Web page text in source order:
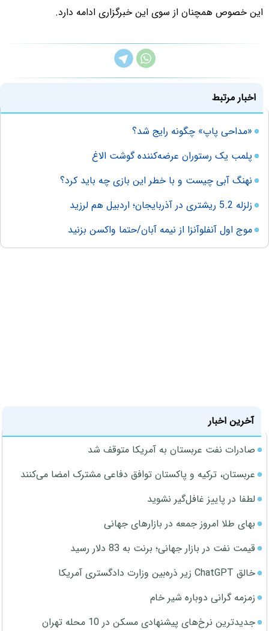
این خصوص همچنان از سوی این خبرگزاری ادامه دارد.
اخبار مرتبط
«مداحی پاپ» چگونه رایج شد؟
پلمب یک رستوران عرضه‌کننده گوشت الاغ
نهنگ آبی چیست و با خطر این بازی چه باید کرد؟
زلزله 5.2 ریشتری در آذربایجان؛ اردبیل هم لرزید
موج اول آنفلوآنزا از نیمه آبان/حتما واکسن بزنید
آخرین اخبار
صادرات نفت عربستان به آمریکا متوقف شد
عربستان، ترکیه و پاکستان توافق دفاعی مشترک امضا می‌کنند
لطفا در پاییز غافل‌گیر نشوید
بهای طلا امروز جمعه در بازارهای جهانی
قیمت نفت در بازار جهانی؛ برنت به 83 دلار رسید
خالق ChatGPT زیر ذره‌بین وزارت دادگستری آمریکا
زمزمه گرانی دوباره شیر خام
جدیدترین نرخ‌های پیشنهادی مسکن در 10 محله تهران